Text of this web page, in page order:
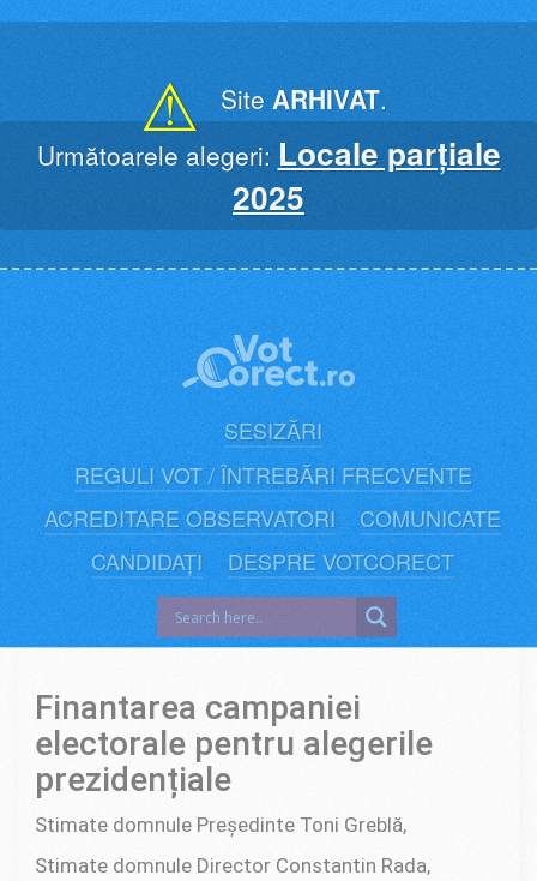
⚠ Site ARHIVAT.
Următoarele alegeri: Locale parțiale
2025
SESIZĂRI
REGULI VOT / ÎNTREBĂRI FRECVENTE
ACREDITARE OBSERVATORI
COMUNICATE
CANDIDAȚI
DESPRE VOTCORECT
Finantarea campaniei
electorale pentru alegerile
prezidențiale
Stimate domnule Președinte Toni Greblă,
Stimate domnule Director Constantin Rada,